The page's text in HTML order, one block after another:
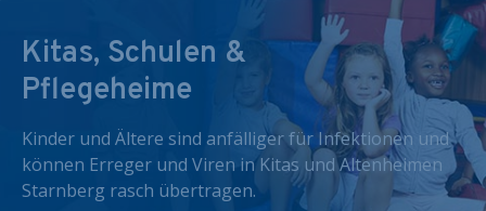
Kitas, Schulen &
Pflegeheime
Kinder und Ältere sind anfälliger für Infektionen und
können Erreger und Viren in Kitas und Altenheimen
Starnberg rasch übertragen.